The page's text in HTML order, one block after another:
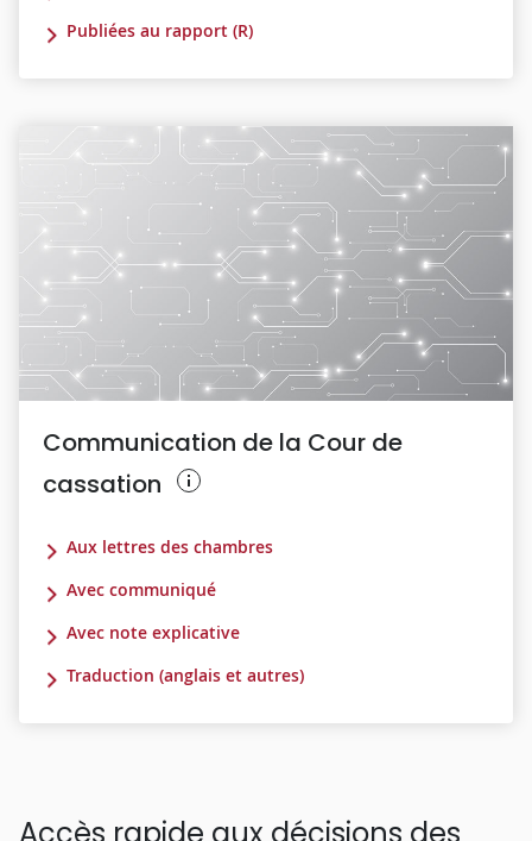
Publiées au rapport (R)
Communication de la Cour de
cassation
Aux lettres des chambres
Avec communiqué
Avec note explicative
Traduction (anglais et autres)
Accès rapide aux décisions des